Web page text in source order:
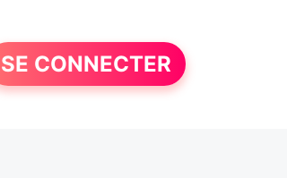
SE CONNECTER